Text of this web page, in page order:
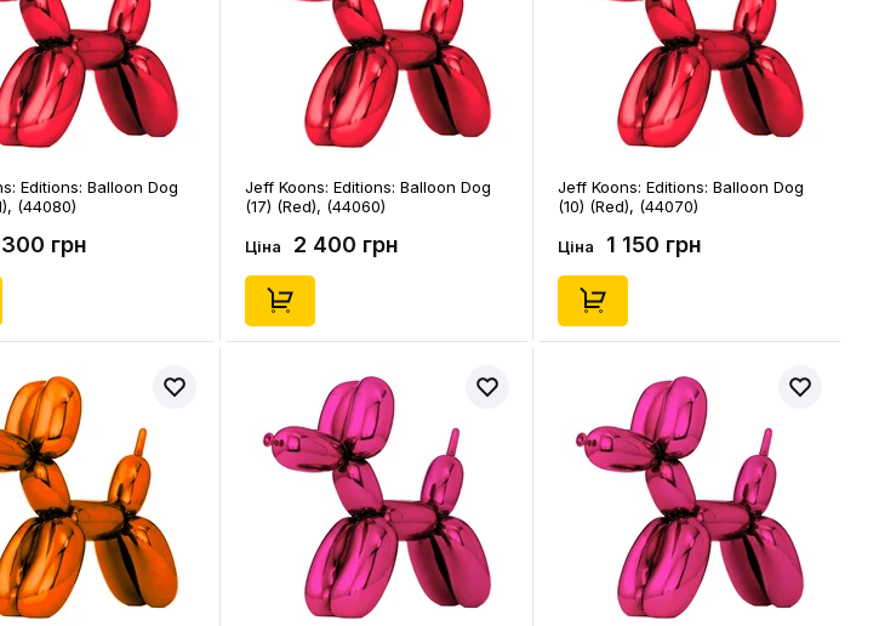
Editions: Balloon Dog
(44080)
грн
Jeff Koons: Editions: Balloon Dog
(17) (Red), (44060)
Ціна 2 400 грн
Jeff Koons: Editions: Balloon Dog
(10) (Red), (44070)
Ціна 1 150 грн